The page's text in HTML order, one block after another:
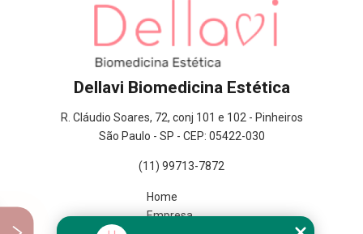
Dellavi Biomedicina Estética
R. Cláudio Soares, 72, conj 101 e 102 - Pinheiros
São Paulo - SP - CEP: 05422-030
(11) 99713-7872
Home
Empresa